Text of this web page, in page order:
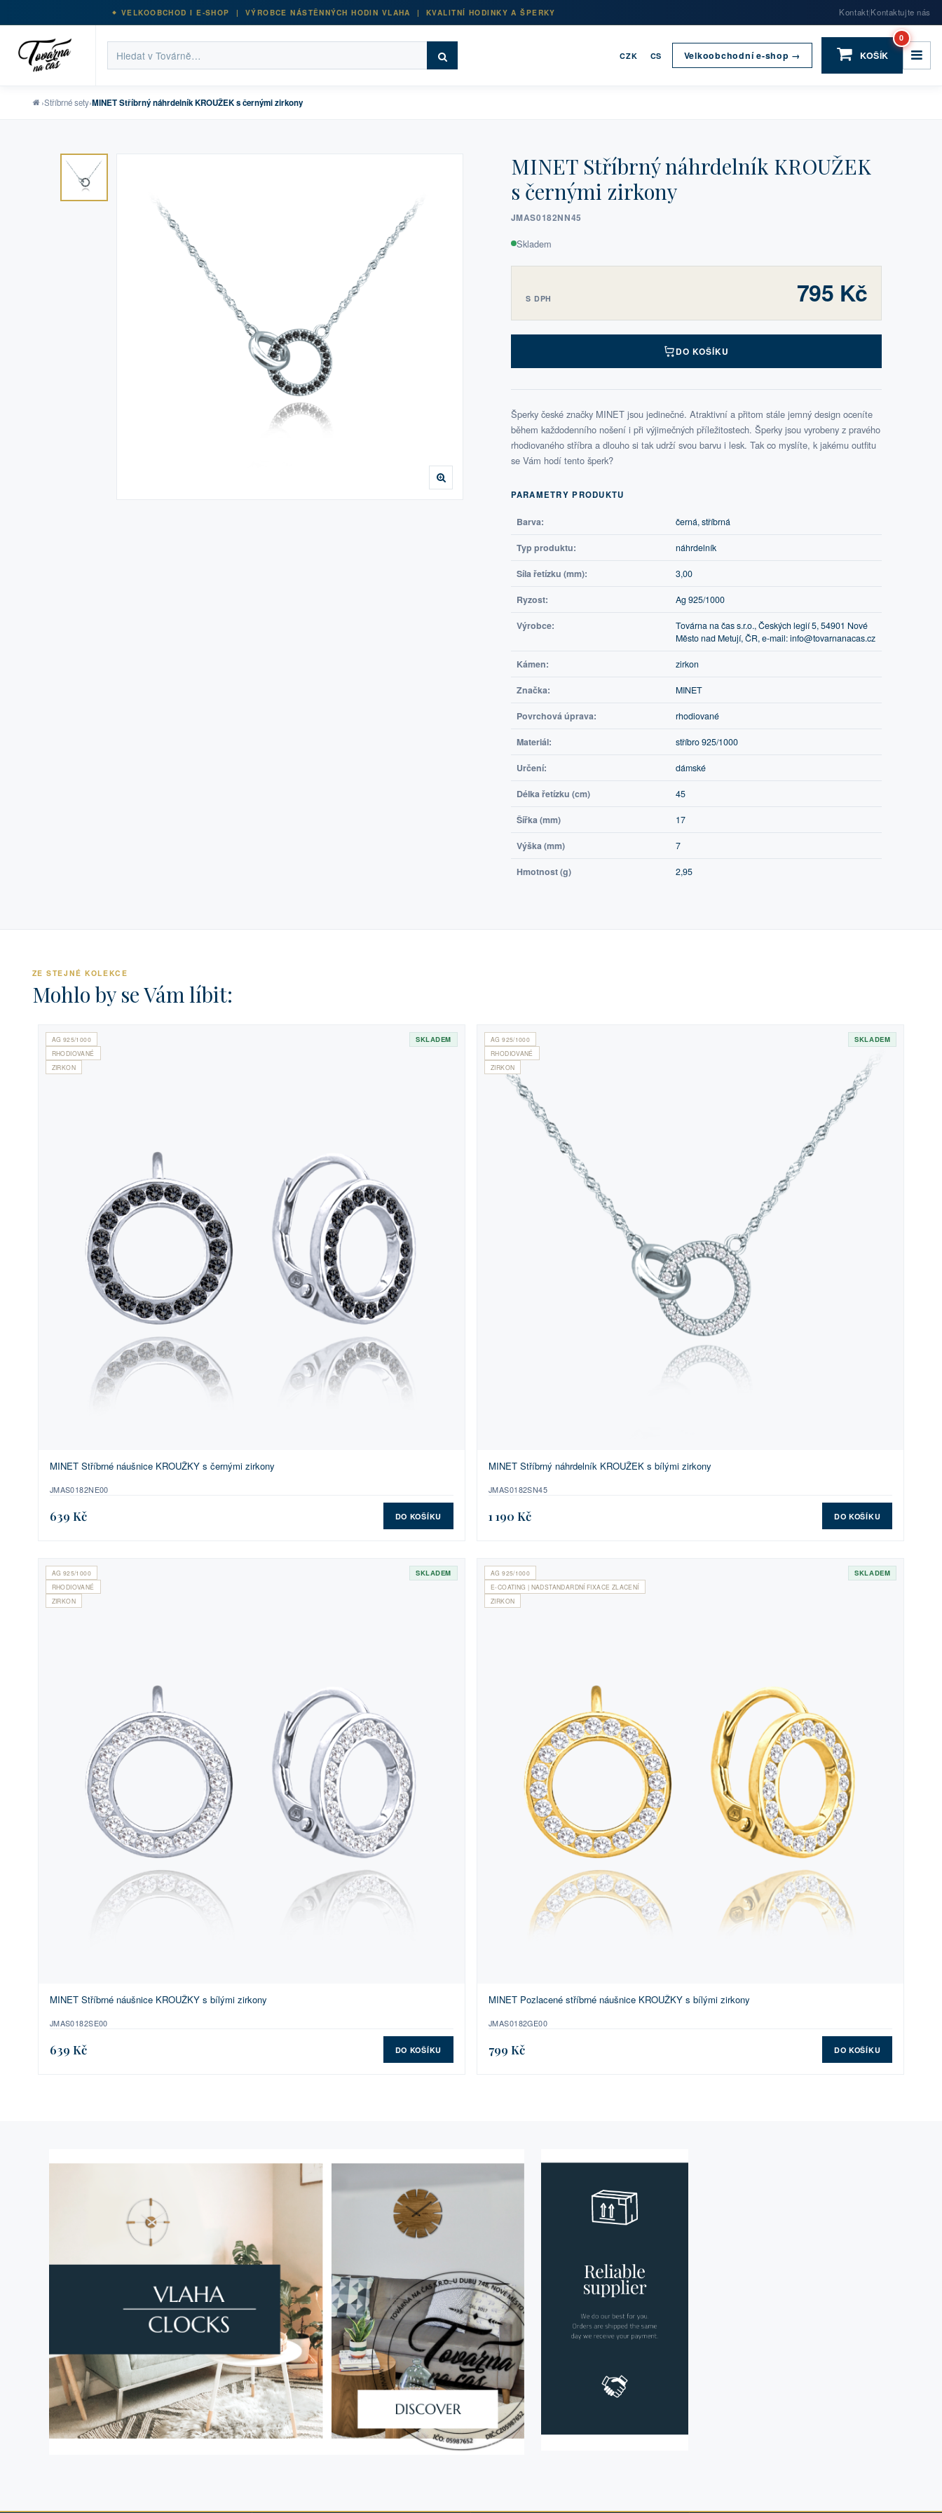
VELKOOBCHOD I E-SHOP | VÝROBCE NÁSTĚNNÝCH HODIN VLAHA | KVALITNÍ HODINKY A ŠPERKY Kontakt|Kontaktujte nás
CZK CS Velkoobchodní e-shop → KOŠÍK
0
›Stříbrné sety›MINET Stříbrný náhrdelník KROUŽEK s černými zirkony
MINET Stříbrný náhrdelník KROUŽEK
s černými zirkony
JMAS0182NN45
Skladem
S DPH 795 Kč
DO KOŠÍKU
Šperky české značky MINET jsou jedinečné. Atraktivní a přitom stále jemný design oceníte
během každodenního nošení i při výjimečných příležitostech. Šperky jsou vyrobeny z pravého
rhodiovaného stříbra a dlouho si tak udrží svou barvu i lesk. Tak co myslíte, k jakému outfitu
se Vám hodí tento šperk?
PARAMETRY PRODUKTU
Barva: černá, stříbrná
Typ produktu: náhrdelník
Síla řetízku (mm): 3,00
Ryzost: Ag 925/1000
Výrobce:
Továrna na čas s.r.o., Českých legií 5, 54901 Nové
Město nad Metují, ČR, e-mail: info@tovarnanacas.cz
Kámen: zirkon
Značka: MINET
Povrchová úprava: rhodiované
Materiál: stříbro 925/1000
Určení: dámské
Délka řetízku (cm) 45
Šířka (mm) 17
Výška (mm) 7
Hmotnost (g) 2,95
ZE STEJNÉ KOLEKCE
Mohlo by se Vám líbit:
AG 925/1000
RHODIOVANÉ
ZIRKON
SKLADEM
MINET Stříbrné náušnice KROUŽKY s černými zirkony
JMAS0182NE00
639 Kč DO KOŠÍKU
AG 925/1000
RHODIOVANÉ
ZIRKON
SKLADEM
MINET Stříbrný náhrdelník KROUŽEK s bílými zirkony
JMAS0182SN45
1 190 Kč DO KOŠÍKU
AG 925/1000
RHODIOVANÉ
ZIRKON
SKLADEM
MINET Stříbrné náušnice KROUŽKY s bílými zirkony
JMAS0182SE00
639 Kč DO KOŠÍKU
AG 925/1000
E-COATING | NADSTANDARDNÍ FIXACE ZLACENÍ
ZIRKON
SKLADEM
MINET Pozlacené stříbrné náušnice KROUŽKY s bílými zirkony
JMAS0182GE00
799 Kč DO KOŠÍKU